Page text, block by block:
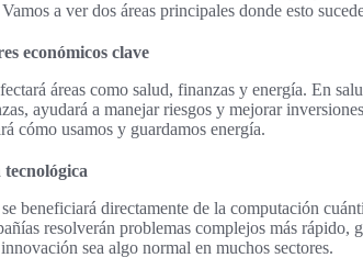
a ver dos áreas principales donde esto
económicos clave
áreas como salud, finanzas y energía. En
ayudará a manejar riesgos y mejorar
cómo usamos y guardamos energía.
beneficiará directamente de la computación
resolverán problemas complejos más rápido,
sea algo normal en muchos sectores.